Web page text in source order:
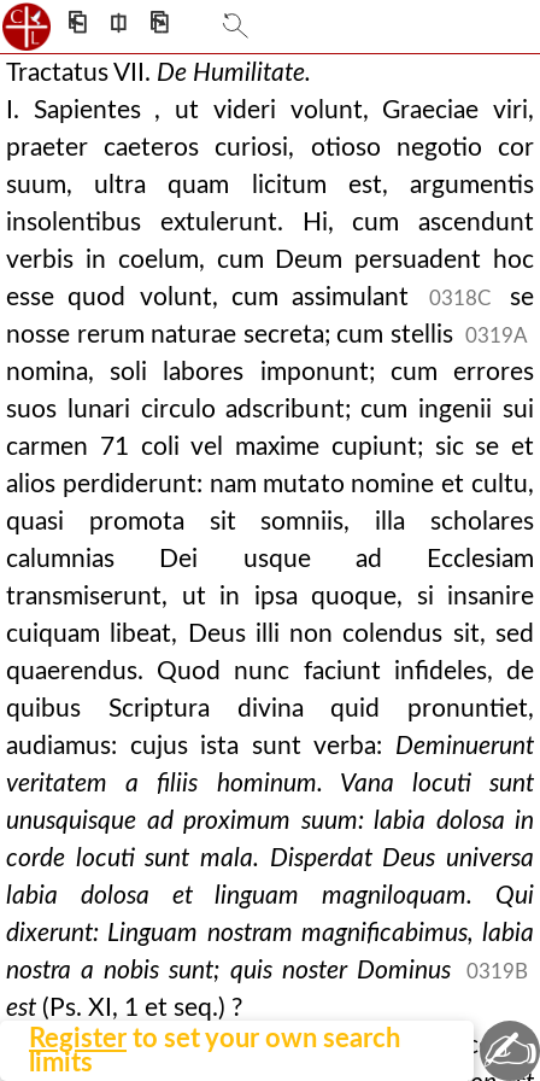
⎗ ⎅ ⎘
Register to set your own search
limits
Tractatus VII. De Humilitate.
I. Sapientes , ut videri volunt, Graeciae viri,
praeter caeteros curiosi, otioso negotio cor
suum, ultra quam licitum est, argumentis
insolentibus extulerunt. Hi, cum ascendunt
verbis in coelum, cum Deum persuadent hoc
esse quod volunt, cum assimulant
0318C
se
nosse rerum naturae secreta; cum stellis
0319A
nomina, soli labores imponunt; cum errores
suos lunari circulo adscribunt; cum ingenii sui
carmen 71 coli vel maxime cupiunt; sic se et
alios perdiderunt: nam mutato nomine et cultu,
quasi promota sit somniis, illa scholares
calumnias Dei usque ad Ecclesiam
transmiserunt, ut in ipsa quoque, si insanire
cuiquam libeat, Deus illi non colendus sit, sed
quaerendus. Quod nunc faciunt infideles, de
quibus Scriptura divina quid pronuntiet,
audiamus: cujus ista sunt verba: Deminuerunt
veritatem a filiis hominum. Vana locuti sunt
unusquisque ad proximum suum: labia dolosa in
corde locuti sunt mala. Disperdat Deus universa
labia dolosa et linguam magniloquam. Qui
dixerunt: Linguam nostram magnificabimus, labia
nostraa nobis sunt; quis noster Dominus 0319B
est (Ps. XI, 1 et seq.) ?
II. Hanc superbiam Propheta tumidi cordis
✍